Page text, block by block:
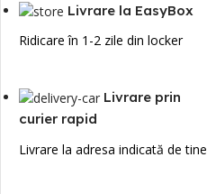
Livrare la EasyBox
Ridicare în 1-2 zile din locker
Livrare prin
curier rapid
Livrare la adresa indicată de tine